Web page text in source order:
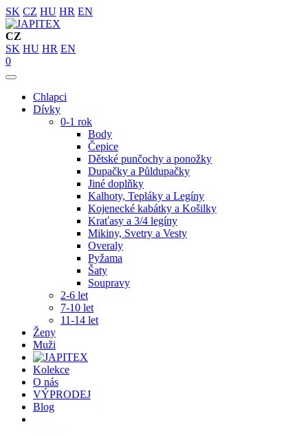
SK CZ HU HR EN
CZ
SK HU HR EN
0
Chlapci
Dívky
0-1 rok
Body
Čepice
Dětské punčochy a ponožky
Dupačky a Půldupačky
Jiné doplňky
Kalhoty, Tepláky a Legíny
Kojenecké kabátky a Košilky
Kraťasy a 3/4 legíny
Mikiny, Svetry a Vesty
Overaly
Pyžama
Šaty
Soupravy
2-6 let
7-10 let
11-14 let
Ženy
Muži
Kolekce
O nás
VÝPRODEJ
Blog